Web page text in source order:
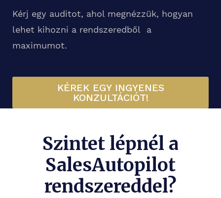
Kérj egy auditot, ahol megnézzük, hogyan
lehet kihozni a rendszeredből a
maximumot.
KÉREK EGY INGYENES
KONZULTÁCIÓT!
Szintet lépnél a
SalesAutopilot
rendszereddel?